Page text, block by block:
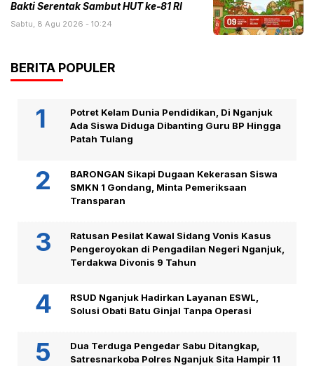
Bakti Serentak Sambut HUT ke-81 RI
Sabtu, 8 Agu 2026 - 10:24
BERITA POPULER
Potret Kelam Dunia Pendidikan, Di Nganjuk
Ada Siswa Diduga Dibanting Guru BP Hingga
Patah Tulang
BARONGAN Sikapi Dugaan Kekerasan Siswa
SMKN 1 Gondang, Minta Pemeriksaan
Transparan
Ratusan Pesilat Kawal Sidang Vonis Kasus
Pengeroyokan di Pengadilan Negeri Nganjuk,
Terdakwa Divonis 9 Tahun
RSUD Nganjuk Hadirkan Layanan ESWL,
Solusi Obati Batu Ginjal Tanpa Operasi
Dua Terduga Pengedar Sabu Ditangkap,
Satresnarkoba Polres Nganjuk Sita Hampir 11